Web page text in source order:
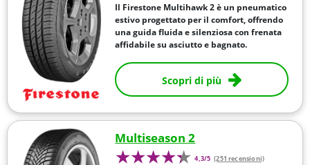
Il Firestone Multihawk 2 è un pneumatico
estivo progettato per il comfort, offrendo
una guida fluida e silenziosa con frenata
affidabile su asciutto e bagnato.
Scopri di più
Multiseason 2
4,3/5 (251 recensioni)